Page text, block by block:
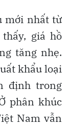
mới nhất từ
giá hồ
tăng nhẹ.
khẩu loại
định trong
phân khúc
Nam vẫn